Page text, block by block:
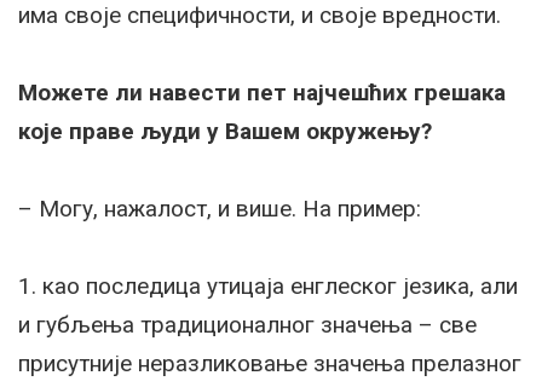
има своје специфичности, и своје вредности.
Можете ли навести пет најчешћих грешака
које праве људи у Вашем окружењу?
– Могу, нажалост, и више. На пример:
1. као последица утицаја енглеског језика, али
и губљења традиционалног значења – све
присутније неразликовање значења прелазног